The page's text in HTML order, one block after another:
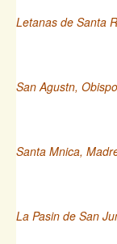
Letanas de Santa
San Agustn,
Santa Mnica,
La Pasin de San